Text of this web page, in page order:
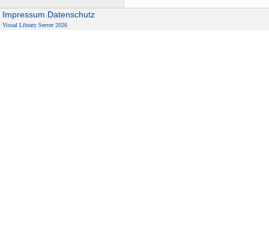
Impressum Datenschutz
Visual Library Server 2026